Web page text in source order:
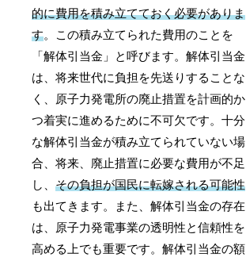
的に費用を積み立てておく必要がありま
す。この積み立てられた費用のことを
「解体引当金」と呼びます。解体引当金
は、将来世代に負担を先送りすることな
く、原子力発電所の廃止措置を計画的か
つ着実に進めるために不可欠です。十分
な解体引当金が積み立てられていない場
合、将来、廃止措置に必要な費用が不足
し、その負担が国民に転嫁される可能性
も出てきます。また、解体引当金の存在
は、原子力発電事業の透明性と信頼性を
高める上でも重要です。解体引当金の額